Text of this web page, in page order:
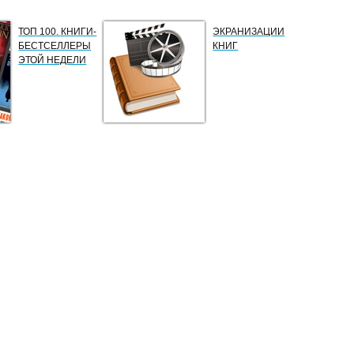
ТОП 100. КНИГИ-
БЕСТСЕЛЛЕРЫ
ЭТОЙ НЕДЕЛИ
ЭКРАНИЗАЦИИ
КНИГ